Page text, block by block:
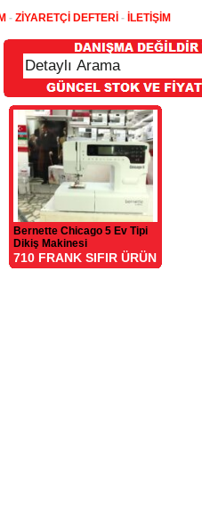
- ZİYARETÇİ DEFTERİ - İLETİŞİM
Bernette Chicago 5 Ev Tipi
Dikiş Makinesi
710 FRANK SIFIR ÜRÜN